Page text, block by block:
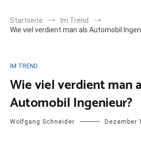
Startseite
Im Trend
Wie viel verdient man als Automobil
IM TREND
Wie viel verdient man
Automobil Ingenieur?
Wolfgang Schneider Dezember